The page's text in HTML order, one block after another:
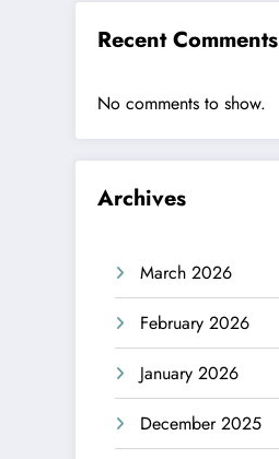
Recent Comments
No comments to show.
Archives
March 2026
February 2026
January 2026
December 2025